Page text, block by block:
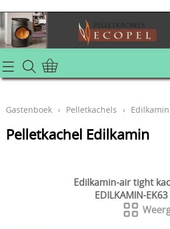
Info
Aanbiedingen houtkachels
aanbiedingen pelletkachels
Gastenboek › Pelletkachels › Edilkamin
Pelletkachel Edilkamin
Edilkamin-air tight
EDILKAMIN-EK63